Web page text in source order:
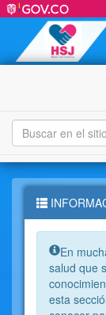
Info:
En
salud que
esta